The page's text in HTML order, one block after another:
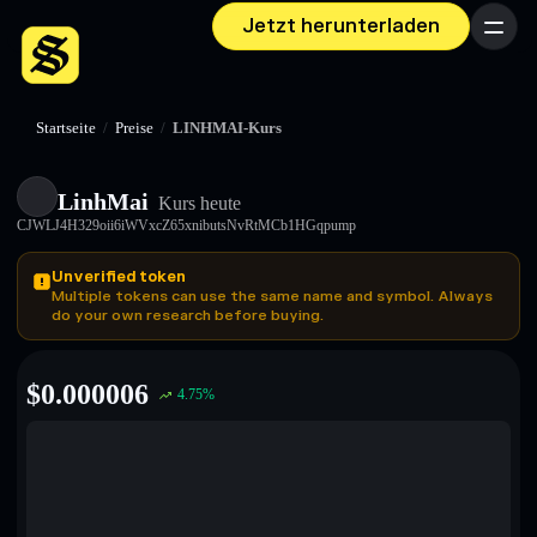
Jetzt herunterladen Menü
Startseite / Preise / LINHMAI-Kurs
LinhMai Kurs heute
CJWLJ4H329oii6iWVxcZ65xnibutsNvRtMCb1HGqpump
Unverified token
Multiple tokens can use the same name and symbol. Always
do your own research before buying.
$0.000006 4.75%